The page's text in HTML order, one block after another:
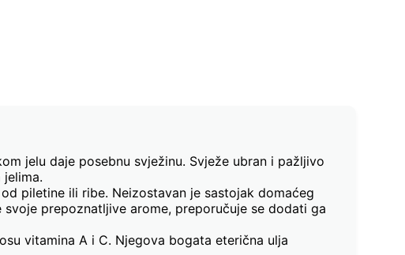
jelu daje posebnu svježinu. Svježe ubran i pažljivo
piletine ili ribe. Neizostavan je sastojak domaćeg
prepoznatljive arome, preporučuje se dodati ga
vitamina A i C. Njegova bogata eterična ulja